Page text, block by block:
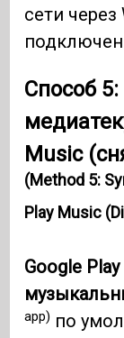
сети через
Способ
Music
(Method 5:
Play Music
Google
app) по